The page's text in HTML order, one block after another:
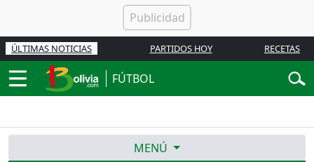
ÚLTIMAS NOTICIAS PARTIDOS HOY RECETAS
FÚTBOL
MENÚ